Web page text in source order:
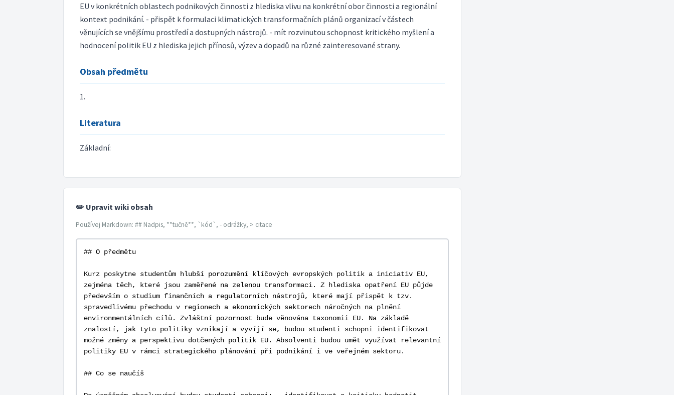
EU v konkrétních oblastech podnikových činnosti z hlediska vlivu na konkrétní obor činnosti a regionální
kontext podnikání. - přispět k formulaci klimatických transformačních plánů organizací v částech
věnujících se vnějšímu prostředí a dostupných nástrojů. - mít rozvinutou schopnost kritického myšlení a
hodnocení politik EU z hlediska jejich přínosů, výzev a dopadů na různé zainteresované strany.
Obsah předmětu
1.
Literatura
Základní:
✏️ Upravit wiki obsah
Používej Markdown: ## Nadpis, **tučně**, `kód`, - odrážky, > citace